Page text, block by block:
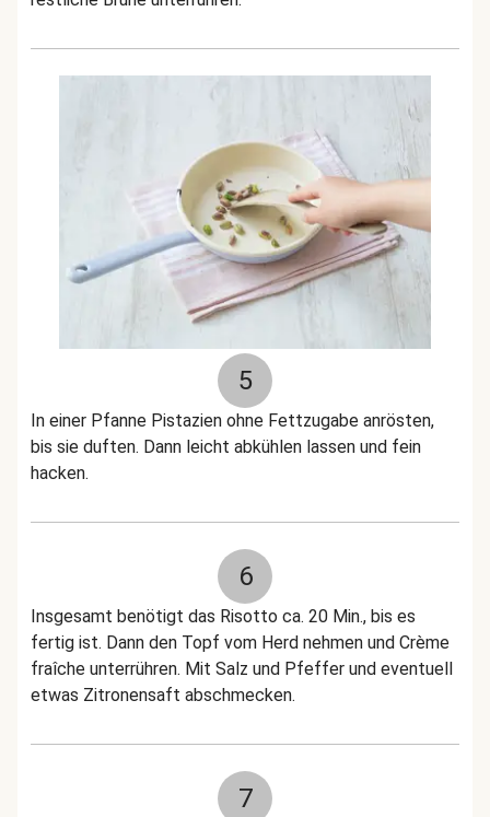
5
In einer Pfanne Pistazien ohne Fettzugabe anrösten,
bis sie duften. Dann leicht abkühlen lassen und fein
hacken.
6
Insgesamt benötigt das Risotto ca. 20 Min., bis es
fertig ist. Dann den Topf vom Herd nehmen und Crème
fraîche unterrühren. Mit Salz und Pfeffer und eventuell
etwas Zitronensaft abschmecken.
7